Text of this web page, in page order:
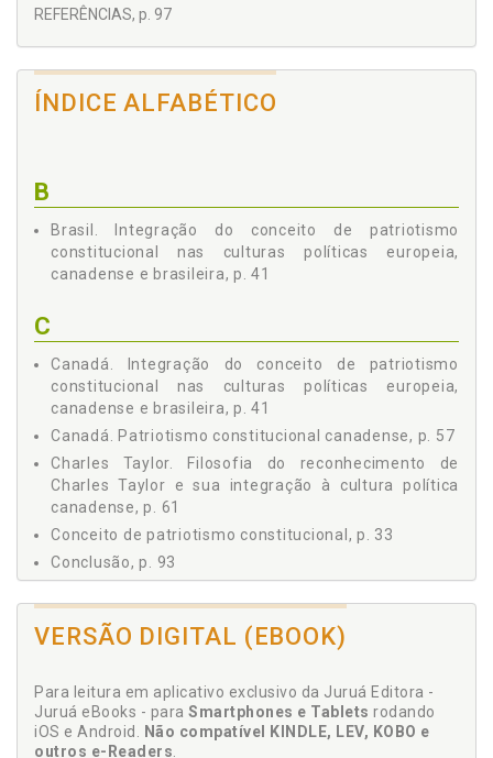
REFERÊNCIAS, p. 97
ÍNDICE ALFABÉTICO
B
Brasil. Integração do conceito de patriotismo
constitucional nas culturas políticas europeia,
canadense e brasileira, p. 41
C
Canadá. Integração do conceito de patriotismo
constitucional nas culturas políticas europeia,
canadense e brasileira, p. 41
Canadá. Patriotismo constitucional canadense, p. 57
Charles Taylor. Filosofia do reconhecimento de
Charles Taylor e sua integração à cultura política
canadense, p. 61
Conceito de patriotismo constitucional, p. 33
Conclusão, p. 93
canadense, p. 57
Constitucional. Patriotismo constitucional europeu,
Cultura política canadense. Filosofia do
reconhecimento de Charles Taylor e sua integração
à cultura política canadense, p. 61
VERSÃO DIGITAL (EBOOK)
Para leitura em aplicativo exclusivo da Juruá Editora -
Juruá eBooks - para Smartphones e Tablets rodando
iOS e Android. Não compatível KINDLE, LEV, KOBO e
outros e-Readers.